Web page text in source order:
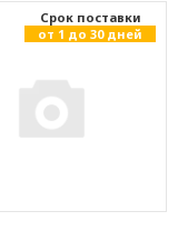
Cрок поставки
от 1 до 30 дней